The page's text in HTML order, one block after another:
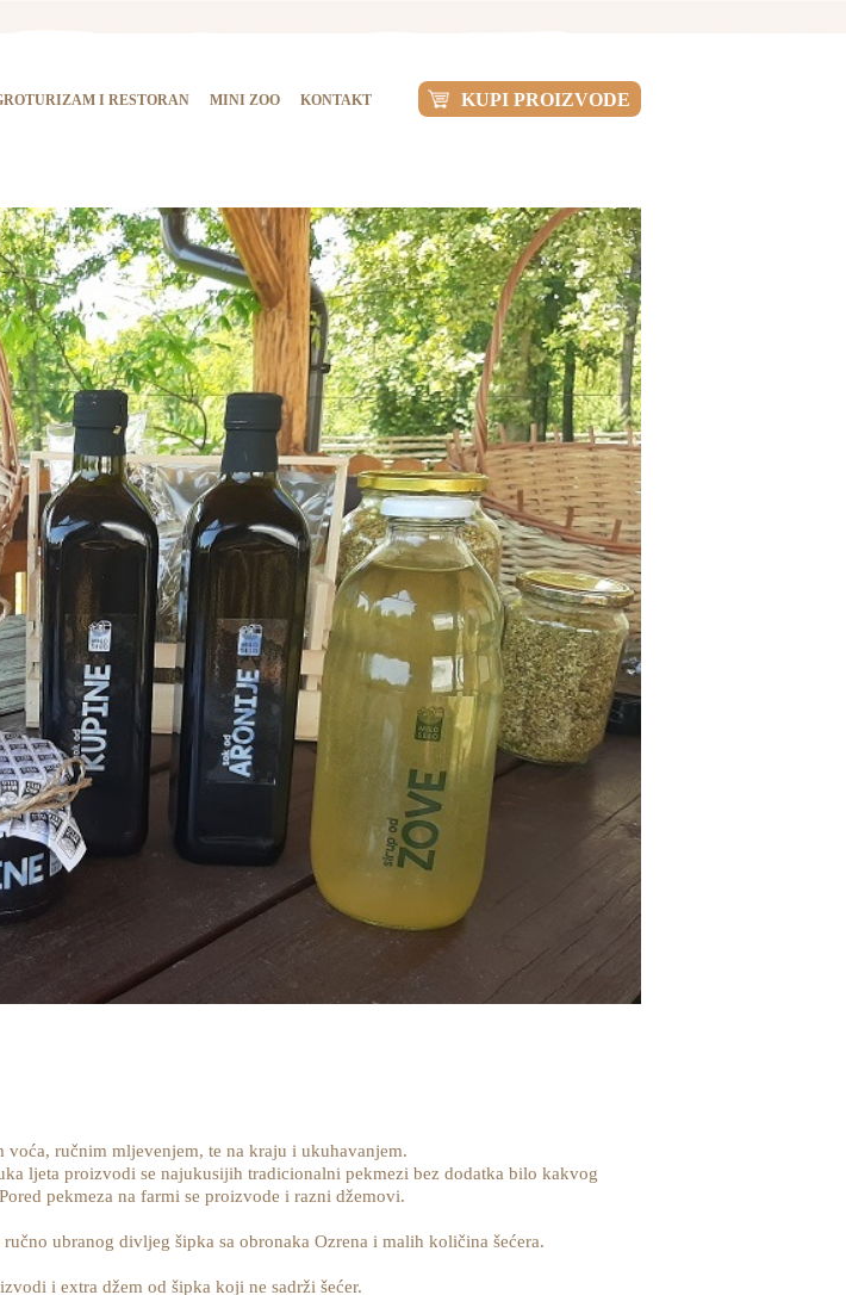
I RESTORAN MINI ZOO KONTAKT KUPI PROIZVODE
I
ručnim mljevenjem, te na kraju i ukuhavanjem.
ljeta proizvodi se najukusijih tradicionalni pekmezi bez dodatka bilo kakvog
pekmeza na farmi se proizvode i razni džemovi.
ubranog divljeg šipka sa obronaka Ozrena i malih količina šećera.
i extra džem od šipka koji ne sadrži šećer.